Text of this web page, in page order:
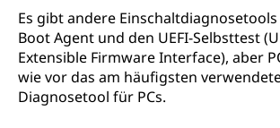
Es gibt andere
Boot Agent und den UEFI-Selbsttest
Extensible Firmware Interface), aber
wie vor das am häufigsten
Diagnosetool für PCs.